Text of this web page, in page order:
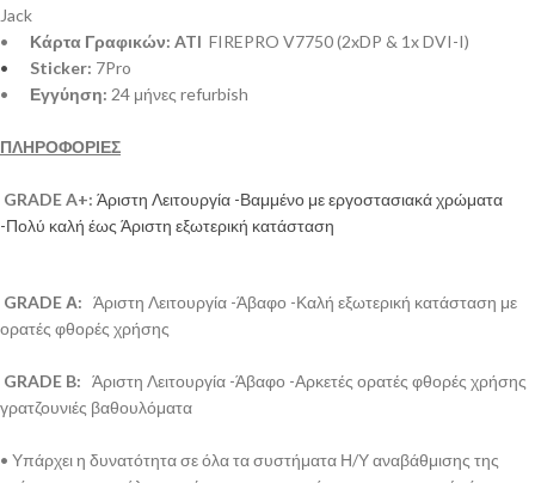
Jack
• Κάρτα Γραφικών: ATI FIREPRO V7750 (2xDP & 1x DVI-I)
• Sticker: 7Pro
• Εγγύηση: 24 μήνες refurbish
ΠΛΗΡΟΦΟΡΙΕΣ
GRADE A+: Άριστη Λειτουργία -Βαμμένο με εργοστασιακά χρώματα
-Πολύ καλή έως Άριστη εξωτερική κατάσταση
GRADE Α: Άριστη Λειτουργία -Άβαφο -Καλή εξωτερική κατάσταση με
ορατές φθορές χρήσης
GRADE B: Άριστη Λειτουργία -Άβαφο -Αρκετές ορατές φθορές χρήσης
γρατζουνιές βαθουλόματα
• Υπάρχει η δυνατότητα σε όλα τα συστήματα Η/Υ αναβάθμισης της